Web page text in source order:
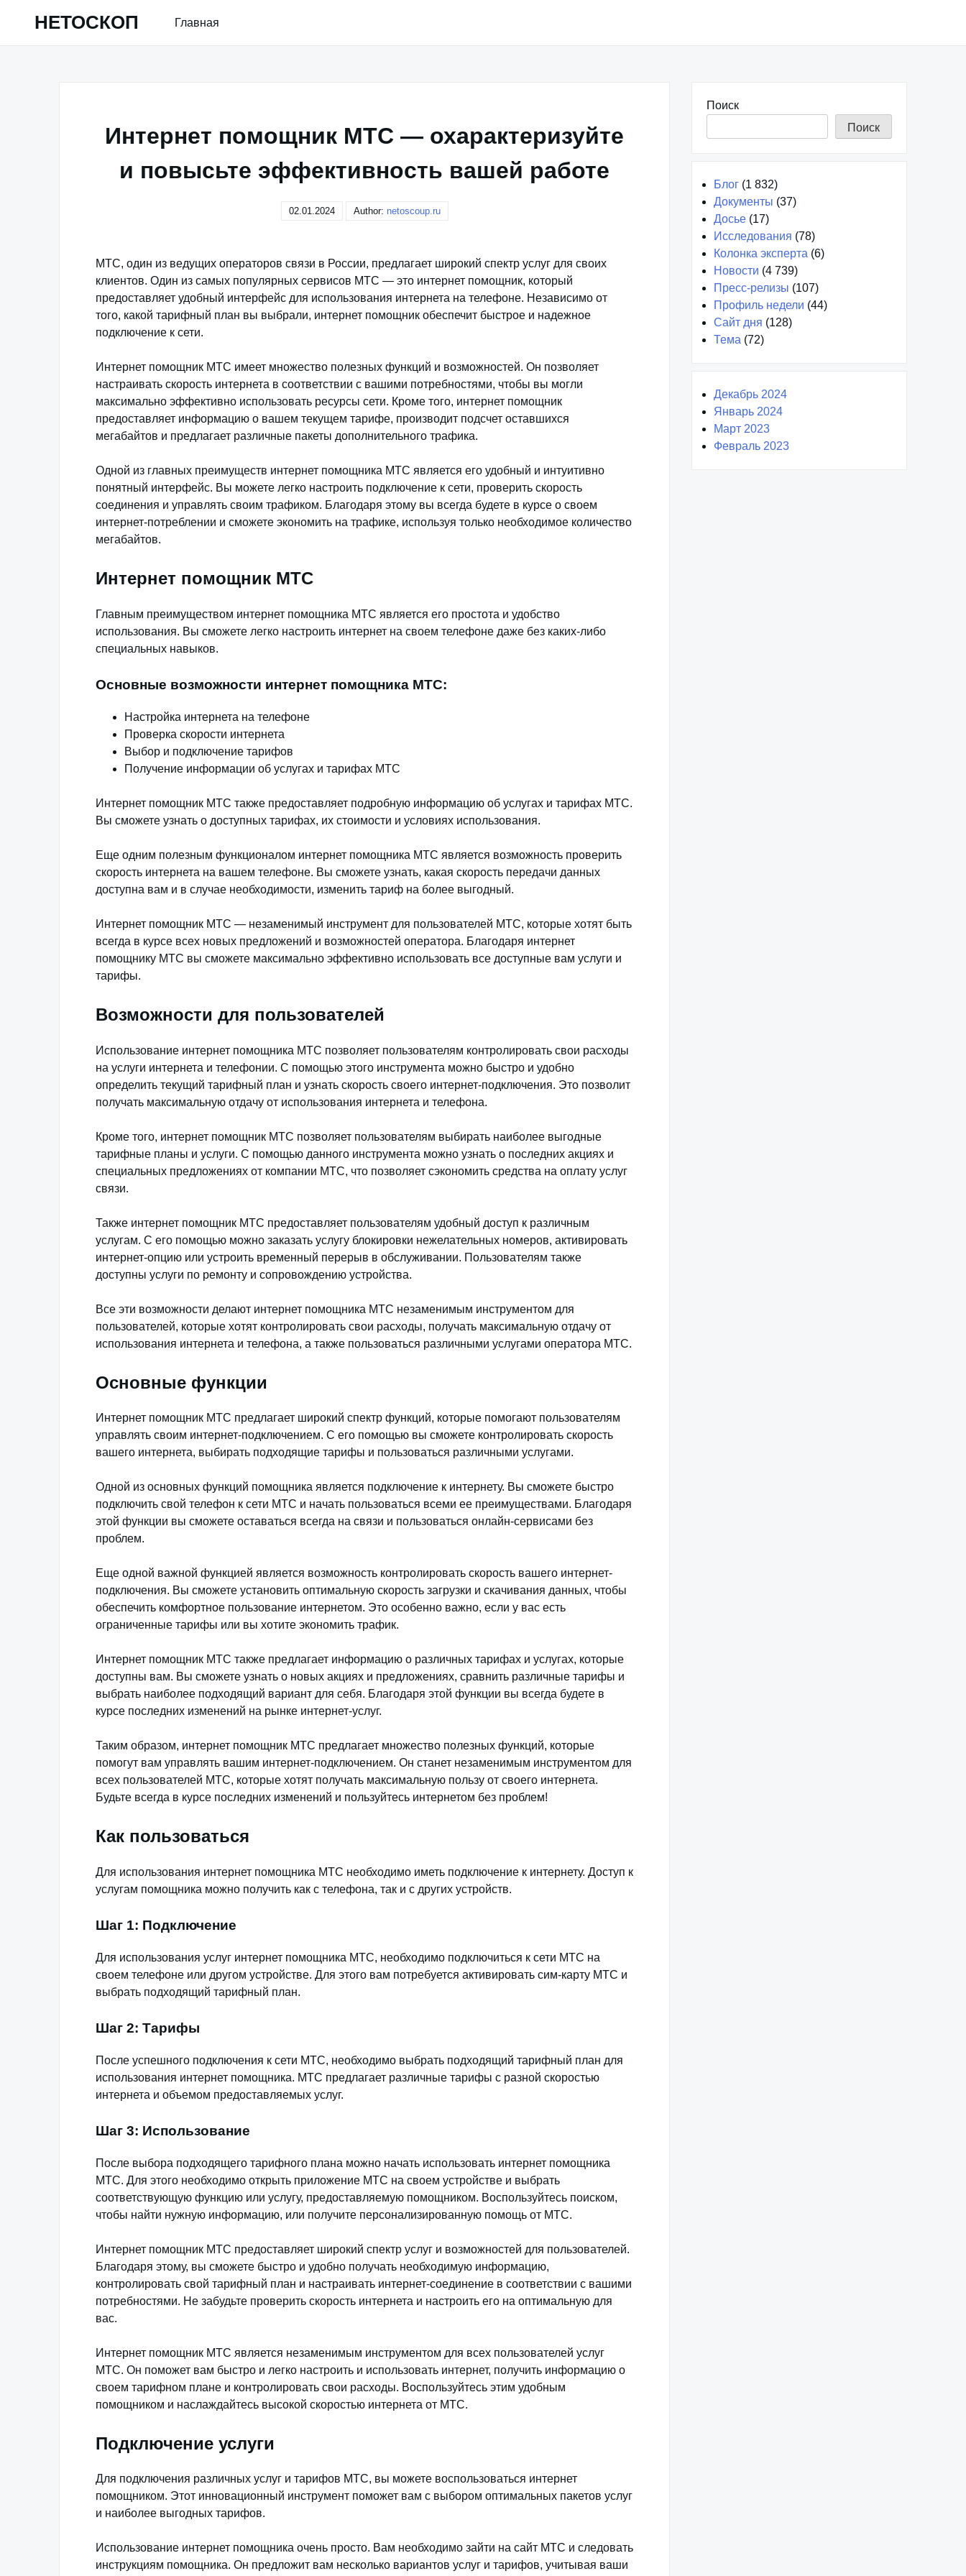
НЕТОСКОП Главная
Интернет помощник МТС — охарактеризуйте
и повысьте эффективность вашей работе
02.01.2024 Author: netoscoup.ru
МТС, один из ведущих операторов связи в России, предлагает широкий спектр услуг для своих
клиентов. Один из самых популярных сервисов МТС — это интернет помощник, который
предоставляет удобный интерфейс для использования интернета на телефоне. Независимо от
того, какой тарифный план вы выбрали, интернет помощник обеспечит быстрое и надежное
подключение к сети.
Интернет помощник МТС имеет множество полезных функций и возможностей. Он позволяет
настраивать скорость интернета в соответствии с вашими потребностями, чтобы вы могли
максимально эффективно использовать ресурсы сети. Кроме того, интернет помощник
предоставляет информацию о вашем текущем тарифе, производит подсчет оставшихся
мегабайтов и предлагает различные пакеты дополнительного трафика.
Одной из главных преимуществ интернет помощника МТС является его удобный и интуитивно
понятный интерфейс. Вы можете легко настроить подключение к сети, проверить скорость
соединения и управлять своим трафиком. Благодаря этому вы всегда будете в курсе о своем
интернет-потреблении и сможете экономить на трафике, используя только необходимое количество
мегабайтов.
Интернет помощник МТС
Главным преимуществом интернет помощника МТС является его простота и удобство
использования. Вы сможете легко настроить интернет на своем телефоне даже без каких-либо
специальных навыков.
Основные возможности интернет помощника МТС:
Настройка интернета на телефоне
Проверка скорости интернета
Выбор и подключение тарифов
Получение информации об услугах и тарифах МТС
Интернет помощник МТС также предоставляет подробную информацию об услугах и тарифах МТС.
Вы сможете узнать о доступных тарифах, их стоимости и условиях использования.
Еще одним полезным функционалом интернет помощника МТС является возможность проверить
скорость интернета на вашем телефоне. Вы сможете узнать, какая скорость передачи данных
доступна вам и в случае необходимости, изменить тариф на более выгодный.
Интернет помощник МТС — незаменимый инструмент для пользователей МТС, которые хотят быть
всегда в курсе всех новых предложений и возможностей оператора. Благодаря интернет
помощнику МТС вы сможете максимально эффективно использовать все доступные вам услуги и
тарифы.
Возможности для пользователей
Использование интернет помощника МТС позволяет пользователям контролировать свои расходы
на услуги интернета и телефонии. С помощью этого инструмента можно быстро и удобно
определить текущий тарифный план и узнать скорость своего интернет-подключения. Это позволит
получать максимальную отдачу от использования интернета и телефона.
Кроме того, интернет помощник МТС позволяет пользователям выбирать наиболее выгодные
тарифные планы и услуги. С помощью данного инструмента можно узнать о последних акциях и
специальных предложениях от компании МТС, что позволяет сэкономить средства на оплату услуг
связи.
Также интернет помощник МТС предоставляет пользователям удобный доступ к различным
услугам. С его помощью можно заказать услугу блокировки нежелательных номеров, активировать
интернет-опцию или устроить временный перерыв в обслуживании. Пользователям также
доступны услуги по ремонту и сопровождению устройства.
Все эти возможности делают интернет помощника МТС незаменимым инструментом для
пользователей, которые хотят контролировать свои расходы, получать максимальную отдачу от
использования интернета и телефона, а также пользоваться различными услугами оператора МТС.
Основные функции
Интернет помощник МТС предлагает широкий спектр функций, которые помогают пользователям
управлять своим интернет-подключением. С его помощью вы сможете контролировать скорость
вашего интернета, выбирать подходящие тарифы и пользоваться различными услугами.
Одной из основных функций помощника является подключение к интернету. Вы сможете быстро
подключить свой телефон к сети МТС и начать пользоваться всеми ее преимуществами. Благодаря
этой функции вы сможете оставаться всегда на связи и пользоваться онлайн-сервисами без
проблем.
Еще одной важной функцией является возможность контролировать скорость вашего интернет-
подключения. Вы сможете установить оптимальную скорость загрузки и скачивания данных, чтобы
обеспечить комфортное пользование интернетом. Это особенно важно, если у вас есть
ограниченные тарифы или вы хотите экономить трафик.
Интернет помощник МТС также предлагает информацию о различных тарифах и услугах, которые
доступны вам. Вы сможете узнать о новых акциях и предложениях, сравнить различные тарифы и
выбрать наиболее подходящий вариант для себя. Благодаря этой функции вы всегда будете в
курсе последних изменений на рынке интернет-услуг.
Таким образом, интернет помощник МТС предлагает множество полезных функций, которые
помогут вам управлять вашим интернет-подключением. Он станет незаменимым инструментом для
всех пользователей МТС, которые хотят получать максимальную пользу от своего интернета.
Будьте всегда в курсе последних изменений и пользуйтесь интернетом без проблем!
Как пользоваться
Для использования интернет помощника МТС необходимо иметь подключение к интернету. Доступ к
услугам помощника можно получить как с телефона, так и с других устройств.
Шаг 1: Подключение
Для использования услуг интернет помощника МТС, необходимо подключиться к сети МТС на
своем телефоне или другом устройстве. Для этого вам потребуется активировать сим-карту МТС и
выбрать подходящий тарифный план.
Шаг 2: Тарифы
После успешного подключения к сети МТС, необходимо выбрать подходящий тарифный план для
использования интернет помощника. МТС предлагает различные тарифы с разной скоростью
интернета и объемом предоставляемых услуг.
Шаг 3: Использование
После выбора подходящего тарифного плана можно начать использовать интернет помощника
МТС. Для этого необходимо открыть приложение МТС на своем устройстве и выбрать
соответствующую функцию или услугу, предоставляемую помощником. Воспользуйтесь поиском,
чтобы найти нужную информацию, или получите персонализированную помощь от МТС.
Интернет помощник МТС предоставляет широкий спектр услуг и возможностей для пользователей.
Благодаря этому, вы сможете быстро и удобно получать необходимую информацию,
контролировать свой тарифный план и настраивать интернет-соединение в соответствии с вашими
потребностями. Не забудьте проверить скорость интернета и настроить его на оптимальную для
вас.
Интернет помощник МТС является незаменимым инструментом для всех пользователей услуг
МТС. Он поможет вам быстро и легко настроить и использовать интернет, получить информацию о
своем тарифном плане и контролировать свои расходы. Воспользуйтесь этим удобным
помощником и наслаждайтесь высокой скоростью интернета от МТС.
Подключение услуги
Для подключения различных услуг и тарифов МТС, вы можете воспользоваться интернет
помощником. Этот инновационный инструмент поможет вам с выбором оптимальных пакетов услуг
и наиболее выгодных тарифов.
Использование интернет помощника очень просто. Вам необходимо зайти на сайт МТС и следовать
инструкциям помощника. Он предложит вам несколько вариантов услуг и тарифов, учитывая ваши
Поиск
Поиск
Блог (1 832)
Документы (37)
Досье (17)
Исследования (78)
Колонка эксперта (6)
Новости (4 739)
Пресс-релизы (107)
Профиль недели (44)
Сайт дня (128)
Тема (72)
Декабрь 2024
Январь 2024
Март 2023
Февраль 2023